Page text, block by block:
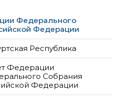
Федерального
Федерации
Республика
Федерации
Собрания
Федерации